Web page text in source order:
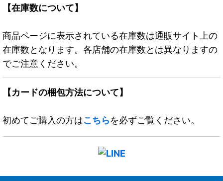
【在庫数について】
商品ページに表示されている在庫数は通販サイト上の
在庫数となります。各店舗の在庫数とは異なりますの
でご注意ください。
【カードの梱包方法について】
初めてご購入の方はこちらを必ずご覧ください。